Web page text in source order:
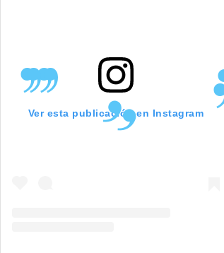
Ver esta publicación en Instagram